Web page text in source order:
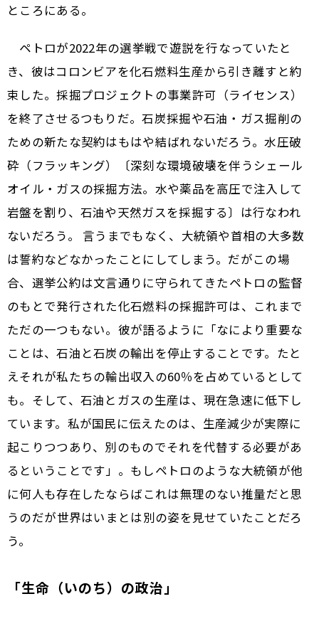
ところにある。
ペトロが2022年の選挙戦で遊説を行なっていたと
き、彼はコロンビアを化石燃料生産から引き離すと約
束した。採掘プロジェクトの事業許可（ライセンス）
を終了させるつもりだ。石炭採掘や石油・ガス掘削の
ための新たな契約はもはや結ばれないだろう。水圧破
砕（フラッキング）〔深刻な環境破壊を伴うシェール
オイル・ガスの採掘方法。水や薬品を高圧で注入して
岩盤を割り、石油や天然ガスを採掘する〕は行なわれ
ないだろう。 言うまでもなく、大統領や首相の大多数
は誓約などなかったことにしてしまう。だがこの場
合、選挙公約は文言通りに守られてきた――ペトロの監督
のもとで発行された化石燃料の採掘許可は、これまで
ただの一つもない。彼が語るように「なにより重要な
ことは、石油と石炭の輸出を停止することです。たと
えそれが私たちの輸出収入の60％を占めているとして
も。そして、石油とガスの生産は、現在急速に低下し
ています。私が国民に伝えたのは、生産減少が実際に
起こりつつあり、別のものでそれを代替する必要があ
るということです」。もしペトロのような大統領が他
に何人も存在したならば――これは無理のない推量だと思
うのだが――世界はいまとは別の姿を見せていたことだろ
う。
「生命（いのち）の政治」